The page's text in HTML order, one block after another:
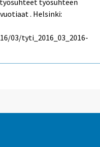
työsuhteen
. Helsinki:
03/tyti_2016_03_2016-